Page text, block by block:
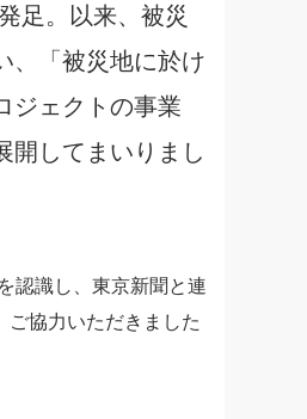
足。以来、被災
、「被災地に於け
ジェクトの事業
開してまいりまし
認識し、東京新聞と連
協力いただきました